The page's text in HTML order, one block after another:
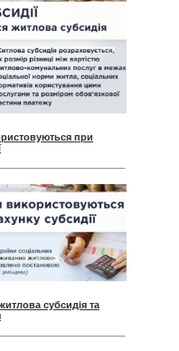
при
субсидія та